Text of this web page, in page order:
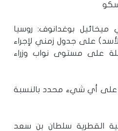
ميخائيل بوغدانوف: روسيا
على جدول زمني لإجراء
على مستوى نواب وزراء
على أي شيء محدد بالنسبة
القطرية سلطان بن سعد